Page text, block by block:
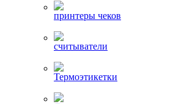
принтеры чеков
считыватели
Термоэтикетки